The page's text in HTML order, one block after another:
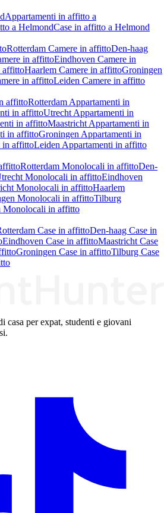
Appartamenti in affitto a
a HelmondCase in affitto a Helmond
Rotterdam Camere in affittoDen-haag
in affittoEindhoven Camere in
affittoHaarlem Camere in affittoGroningen
in affittoLeiden Camere in affitto
affittoRotterdam Appartamenti in
in affittoUtrecht Appartamenti in
in affittoMaastricht Appartamenti in
in affittoGroningen Appartamenti in
in affittoLeiden Appartamenti in affitto
Rotterdam Monolocali in affittoDen-
Monolocali in affittoEindhoven
Monolocali in affittoHaarlem
Monolocali in affittoTilburg
Monolocali in affitto
Case in affittoDen-haag Case in
Eindhoven Case in affittoMaastricht Case
Groningen Case in affittoTilburg Case
casa per expat, studenti e giovani